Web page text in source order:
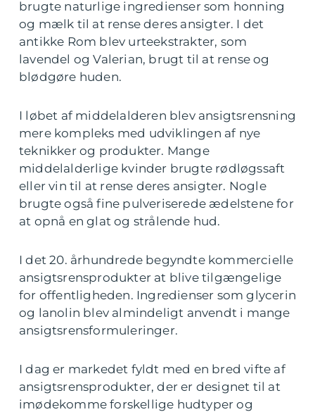
brugte naturlige ingredienser som honning
og mælk til at rense deres ansigter. I det
antikke Rom blev urteekstrakter, som
lavendel og Valerian, brugt til at rense og
blødgøre huden.
I løbet af middelalderen blev ansigtsrensning
mere kompleks med udviklingen af nye
teknikker og produkter. Mange
middelalderlige kvinder brugte rødløgssaft
eller vin til at rense deres ansigter. Nogle
brugte også fine pulveriserede ædelstene for
at opnå en glat og strålende hud.
I det 20. århundrede begyndte kommercielle
ansigtsrensprodukter at blive tilgængelige
for offentligheden. Ingredienser som glycerin
og lanolin blev almindeligt anvendt i mange
ansigtsrensformuleringer.
I dag er markedet fyldt med en bred vifte af
ansigtsrensprodukter, der er designet til at
imødekomme forskellige hudtyper og